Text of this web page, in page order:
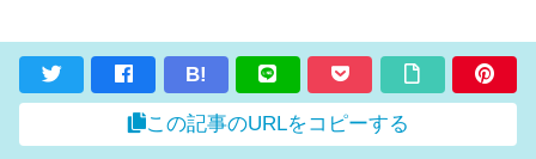
B!
この記事のURLをコピーする